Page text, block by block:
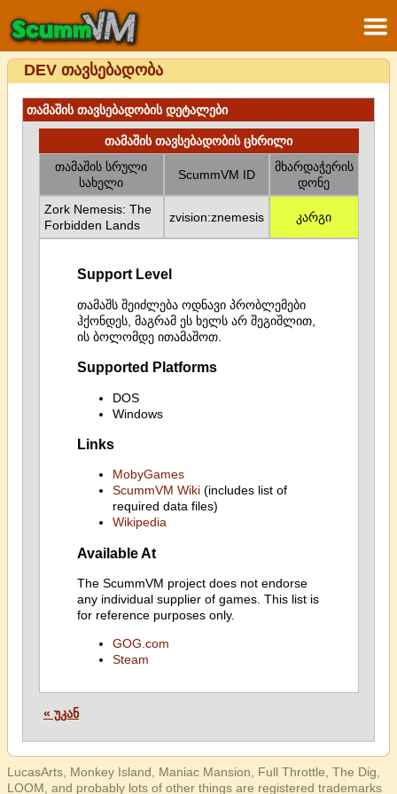
DEV თავსებადობა
თამაშის თავსებადობის დეტალები
თამაშის თავსებადობის ცხრილი
თამაშის სრული
სახელი
ScummVM ID
მხარდაჭერის
დონე
Zork Nemesis: The
Forbidden Lands
zvision:znemesis კარგი
Support Level
თამაშს შეიძლება ოდნავი პრობლემები
ჰქონდეს, მაგრამ ეს ხელს არ შეგიშლით,
ის ბოლომდე ითამაშოთ.
Supported Platforms
DOS
Windows
Links
MobyGames
ScummVM Wiki(includes list of
required data files)
Wikipedia
Available At
The ScummVM project does not endorse
any individual supplier of games. This list is
for reference purposes only.
GOG.com
Steam
« უკან
LucasArts, Monkey Island, Maniac Mansion, Full Throttle, The Dig,
LOOM, and probably lots of other things are registered trademarks